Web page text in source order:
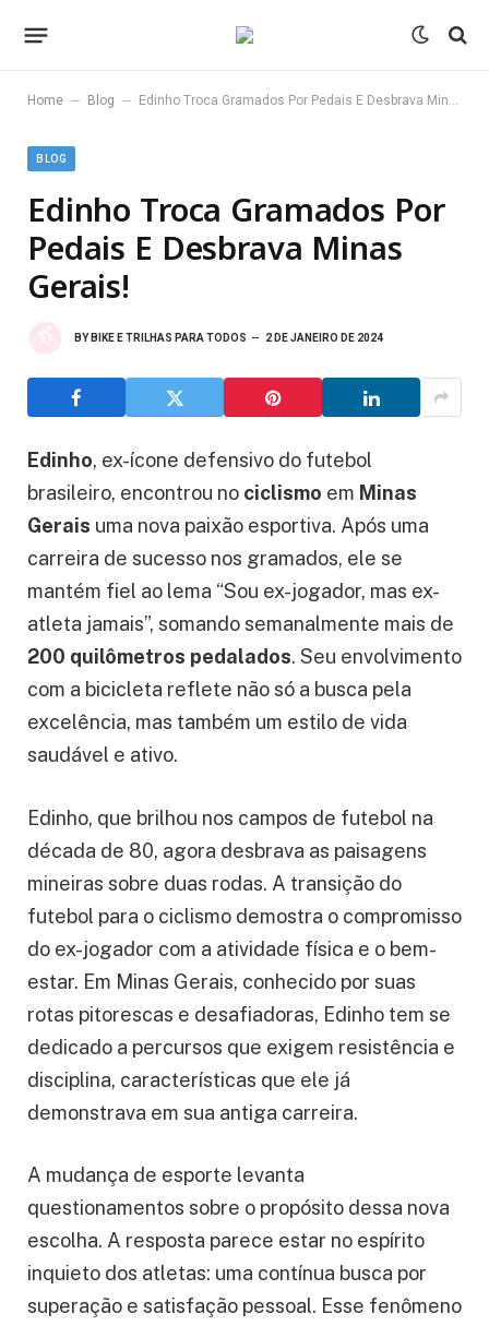
Home – Blog – Edinho Troca Gramados Por Pedais E Desbrava Minas Gerais!
BLOG
Edinho Troca Gramados Por
Pedais E Desbrava Minas
Gerais!
BY BIKE E TRILHAS PARA TODOS 2 DE JANEIRO DE 2024
Edinho, ex-ícone defensivo do futebol
brasileiro, encontrou no ciclismo em Minas
Gerais uma nova paixão esportiva. Após uma
carreira de sucesso nos gramados, ele se
mantém fiel ao lema “Sou ex-jogador, mas ex-
atleta jamais”, somando semanalmente mais de
200 quilômetros pedalados. Seu envolvimento
com a bicicleta reflete não só a busca pela
excelência, mas também um estilo de vida
saudável e ativo.
Edinho, que brilhou nos campos de futebol na
década de 80, agora desbrava as paisagens
mineiras sobre duas rodas. A transição do
futebol para o ciclismo demostra o compromisso
do ex-jogador com a atividade física e o bem-
estar. Em Minas Gerais, conhecido por suas
rotas pitorescas e desafiadoras, Edinho tem se
dedicado a percursos que exigem resistência e
disciplina, características que ele já
demonstrava em sua antiga carreira.
A mudança de esporte levanta
questionamentos sobre o propósito dessa nova
escolha. A resposta parece estar no espírito
inquieto dos atletas: uma contínua busca por
superação e satisfação pessoal. Esse fenômeno